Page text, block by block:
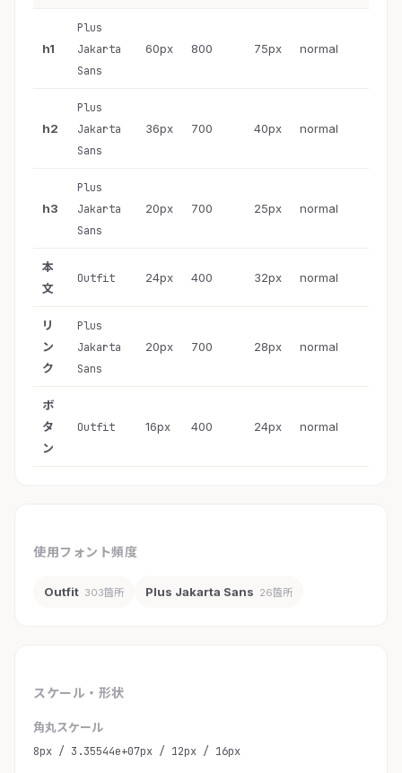
h1
Plus
Jakarta
Sans
60px 800 75px normal
h2
Plus
Jakarta
Sans
36px 700 40px normal
h3
Plus
Jakarta
Sans
20px 700 25px normal
本
文
Outfit 24px 400 32px normal
リ
ン
ク
Plus
Jakarta
Sans
20px 700 28px normal
ボ
タ
ン
Outfit 16px 400 24px normal
使用フォント頻度
Outfit 303箇所 Plus Jakarta Sans 26箇所
スケール・形状
角丸スケール
8px / 3.35544e+07px / 12px / 16px